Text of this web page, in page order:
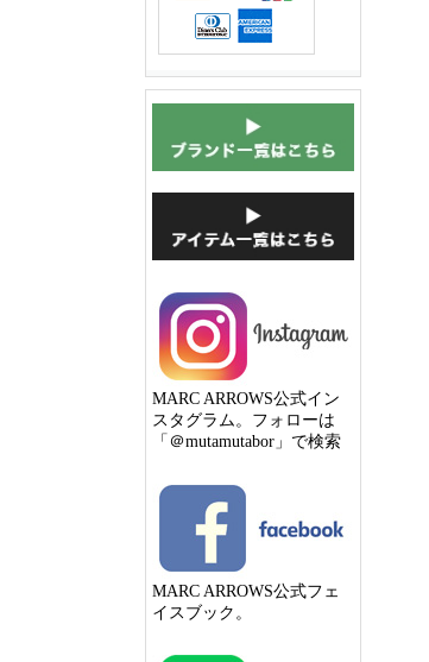
MARC ARROWS公式イン
スタグラム。フォローは
「＠mutamutabor」で検索
MARC ARROWS公式フェ
イスブック。